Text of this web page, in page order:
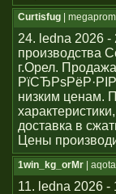
Curtisfug |
24. ledna 2026 -
производства
г.Орел.
низким ценам.
доставка в
Цены
1win_kg_orMr |
11. ledna 2026 -